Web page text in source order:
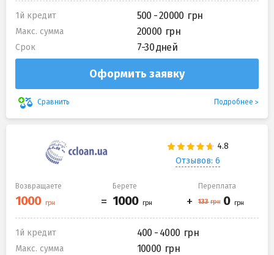
1й кредит 500 - 20000
Макс. сумма 20000
Срок 7-30 дней
Оформить заявку
Сравнить Подробнее
Отзывов: 6
Возвращаете Берете Переплата
1й кредит 400 - 4000
Макс. сумма 10000